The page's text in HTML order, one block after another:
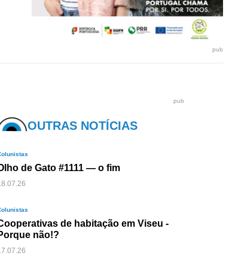
pub
pub
OUTRAS NOTÍCIAS
de Gato #1111 — o fim
de habitação em Viseu -
não!?